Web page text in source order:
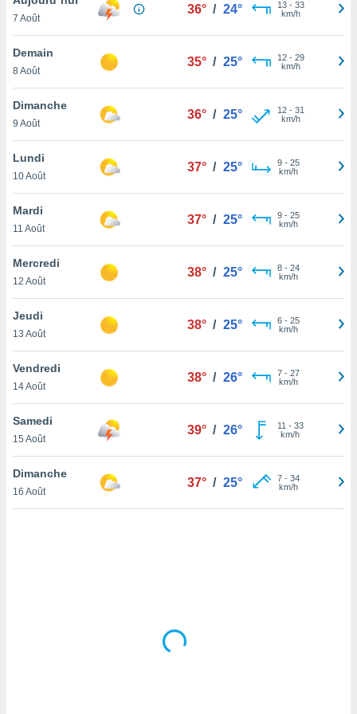
et
»,
au
vous
qu'ils
ou
le
ainsi
un
la
du
en
de
7 Août
36° / 24° 13- 33
km/h
Demain
8 Août
35° / 25° 12- 29
km/h
Dimanche
9 Août
36° / 25° 12- 31
km/h
Lundi
10 Août
37° / 25° 9- 25
km/h
Mardi
11 Août
37° / 25° 9- 25
km/h
Mercredi
12 Août
38° / 25° 8- 24
km/h
Jeudi
13 Août
38° / 25° 6- 25
km/h
Vendredi
14 Août
38° / 26° 7- 27
km/h
Samedi
15 Août
39° / 26° 11 - 33
km/h
Dimanche
16 Août
37° / 25° 7- 34
km/h